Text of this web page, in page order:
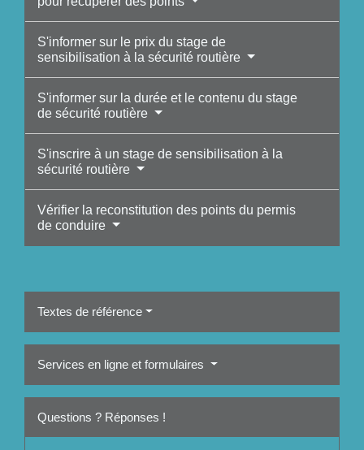
S'informer sur le prix du stage de
sensibilisation à la sécurité routière
S'informer sur la durée et le contenu du stage
de sécurité routière
S'inscrire à un stage de sensibilisation à la
sécurité routière
Vérifier la reconstitution des points du permis
de conduire
Textes de référence
Services en ligne et formulaires
Questions ? Réponses !